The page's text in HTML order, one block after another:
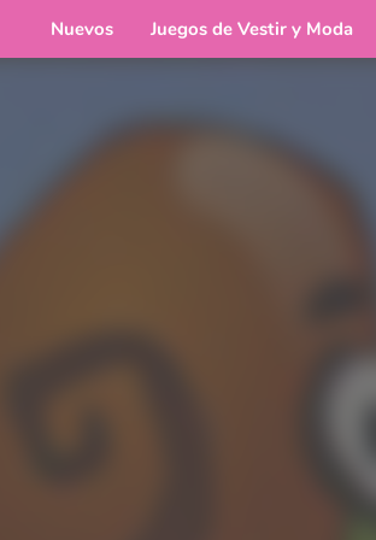
Nuevos Juegos de Vestir y Moda